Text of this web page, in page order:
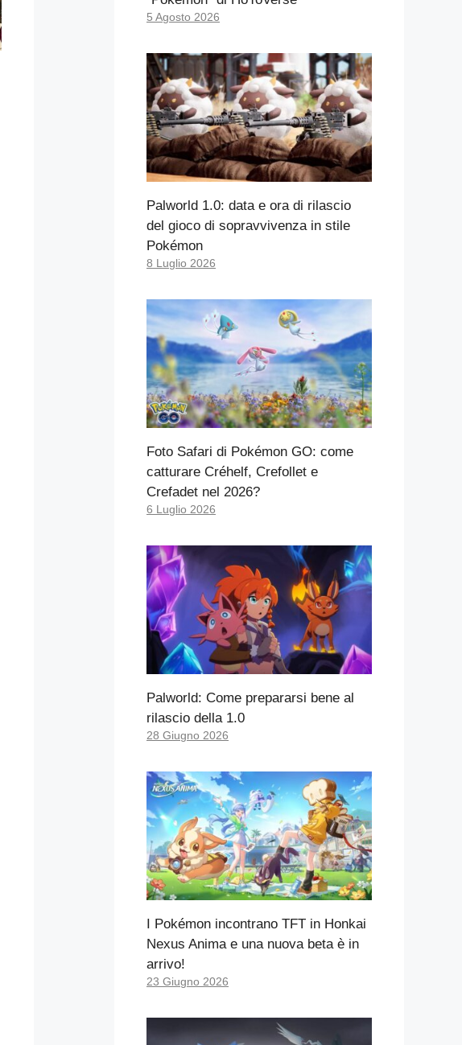
5 Agosto 2026
Palworld 1.0: data e ora di rilascio
del gioco di sopravvivenza in stile
Pokémon
8 Luglio 2026
Foto Safari di Pokémon GO: come
catturare Créhelf, Crefollet e
Crefadet nel 2026?
6 Luglio 2026
Palworld: Come prepararsi bene al
rilascio della 1.0
28 Giugno 2026
I Pokémon incontrano TFT in Honkai
Nexus Anima e una nuova beta è in
arrivo!
23 Giugno 2026